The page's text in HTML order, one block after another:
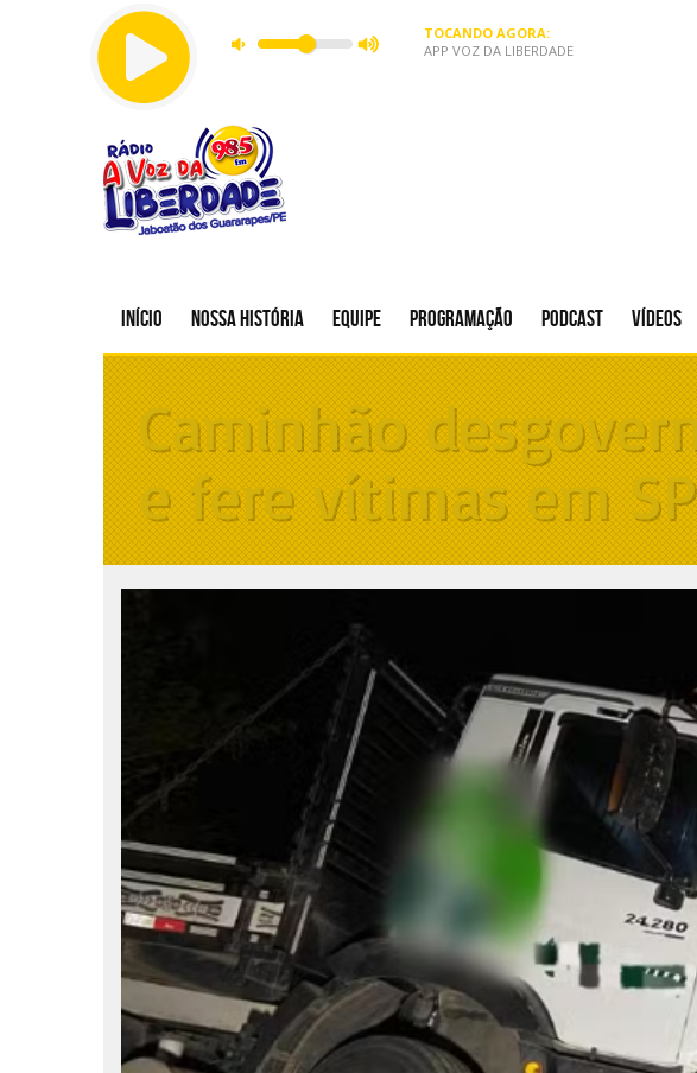
TOCANDO AGORA:
APP VOZ DA LIBERDADE
Início Nossa história Equipe Programação Podcast Vídeos
Caminhão
e fere vítimas em SP